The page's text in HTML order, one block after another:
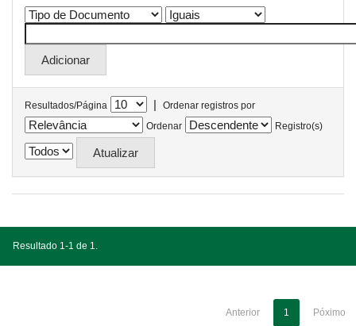
Resultados/Página |
Ordenar registros por
Ordenar
Registro(s)
Resultado 1-1 de 1.
Anterior 1 Póximo